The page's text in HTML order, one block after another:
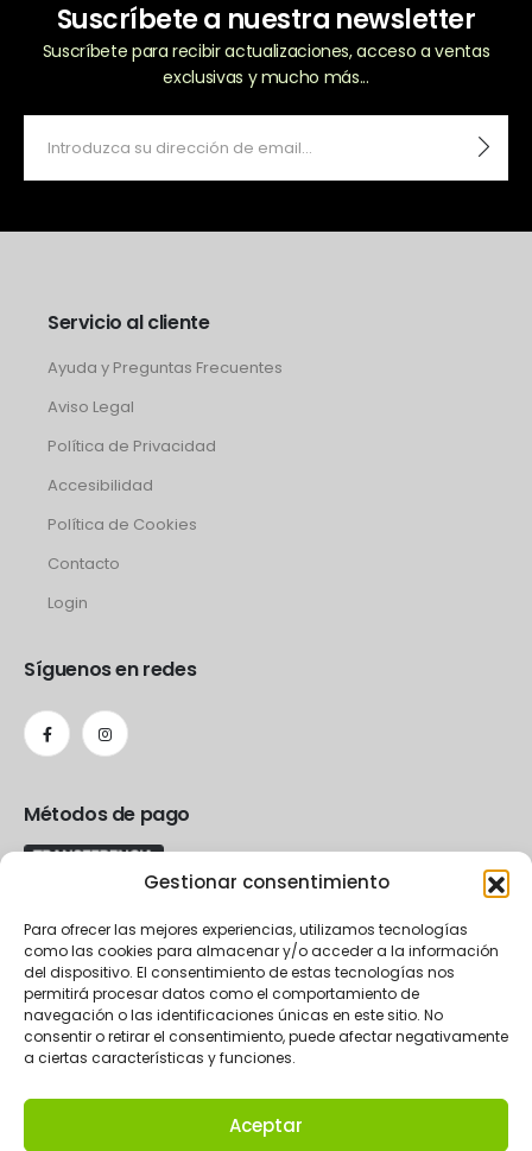
Gestionar consentimiento
Para ofrecer las mejores experiencias, utilizamos tecnologías
como las cookies para almacenar y/o acceder a la información
del dispositivo. El consentimiento de estas tecnologías nos
permitirá procesar datos como el comportamiento de
navegación o las identificaciones únicas en este sitio. No
consentir o retirar el consentimiento, puede afectar negativamente
a ciertas características y funciones.
Aceptar
Suscríbete a nuestra newsletter
Suscríbete para recibir actualizaciones, acceso a ventas
exclusivas y mucho más...
Servicio al cliente
Ayuda y Preguntas Frecuentes
Aviso Legal
Política de Privacidad
Accesibilidad
Política de Cookies
Contacto
Login
Síguenos en redes
Métodos de pago